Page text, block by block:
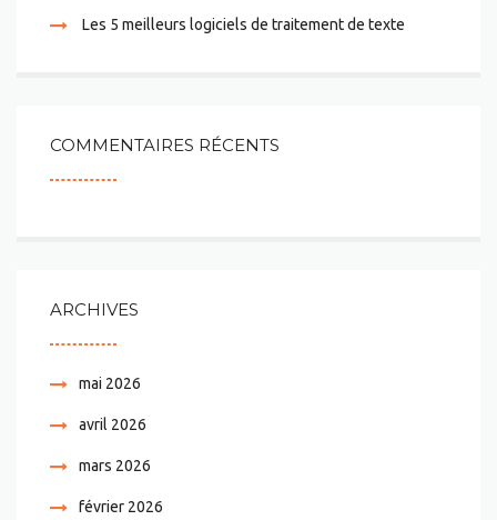
Les 5 meilleurs logiciels de traitement de texte
COMMENTAIRES RÉCENTS
ARCHIVES
mai 2026
avril 2026
mars 2026
février 2026